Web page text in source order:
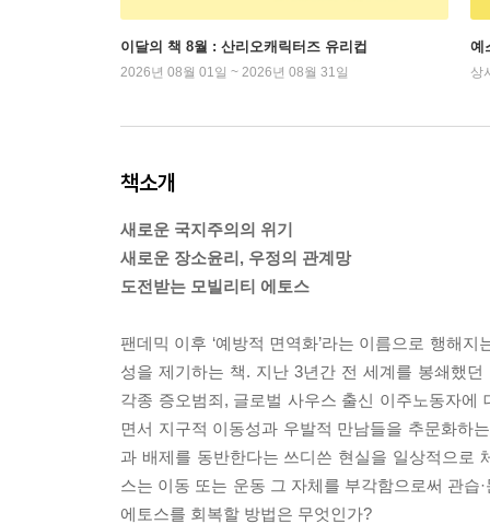
이달의 책 8월 : 산리오캐릭터즈 유리컵
2026년 08월 01일 ~ 2026년 08월 31일
예
상
책소개
새로운 국지주의의 위기
새로운 장소윤리, 우정의 관계망
도전받는 모빌리티 에토스
팬데믹 이후 ‘예방적 면역화’라는 이름으로 행해
성을 제기하는 책. 지난 3년간 전 세계를 봉쇄했
각종 증오범죄, 글로벌 사우스 출신 이주노동자
면서 지구적 이동성과 우발적 만남들을 추문화하
과 배제를 동반한다는 쓰디쓴 현실을 일상적으로
스는 이동 또는 운동 그 자체를 부각함으로써 관
에토스를 회복할 방법은 무엇인가?